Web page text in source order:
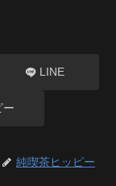
LINE
ー
純喫茶ヒッピー